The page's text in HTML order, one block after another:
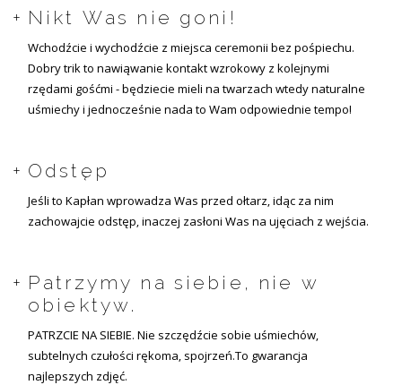
Nikt Was nie goni!
Wchodźcie i wychodźcie z miejsca ceremonii bez pośpiechu.
Dobry trik to nawiąwanie kontakt wzrokowy z kolejnymi
rzędami gośćmi - będziecie mieli na twarzach wtedy naturalne
uśmiechy i jednocześnie nada to Wam odpowiednie tempo!
Odstęp
Jeśli to Kapłan wprowadza Was przed ołtarz, idąc za nim
zachowajcie odstęp, inaczej zasłoni Was na ujęciach z wejścia.
Patrzymy na siebie, nie w
obiektyw.
PATRZCIE NA SIEBIE. Nie szczędźcie sobie uśmiechów,
subtelnych czułości rękoma, spojrzeń.To gwarancja
najlepszych zdjęć.